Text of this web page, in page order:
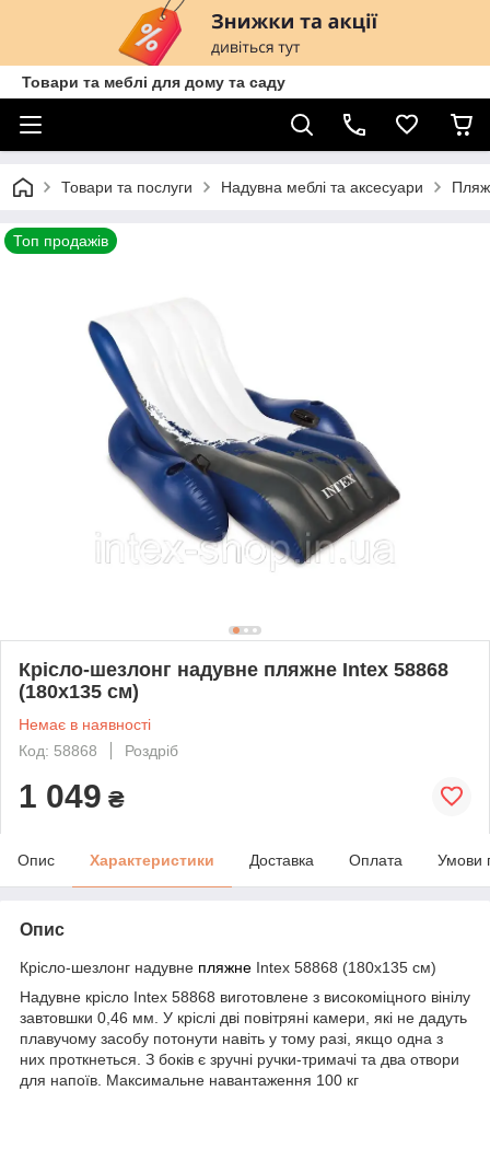
Товари та меблі для дому та саду
Товари та послуги Надувна меблі та аксесуари
Топ продажів
Крісло-шезлонг надувне пляжне Intex 58868
(180х135 см)
Немає в наявності
Код: 58868
Роздріб
1 049 ₴
Опис Характеристики Доставка Оплата Умови
Опис
Крісло-шезлонг надувне пляжне Intex 58868 (180х135 см)
Надувне крісло Intex 58868 виготовлене з високоміцного вінілу
завтовшки 0,46 мм. У кріслі дві повітряні камери, які не дадуть
плавучому засобу потонути навіть у тому разі, якщо одна з
них проткнеться. З боків є зручні ручки-тримачі та два отвори
для напоїв. Максимальне навантаження 100 кг